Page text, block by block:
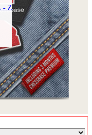
- Z
CARRO DE LA COMPRA
0PRODUCTO
0,00 €
✔